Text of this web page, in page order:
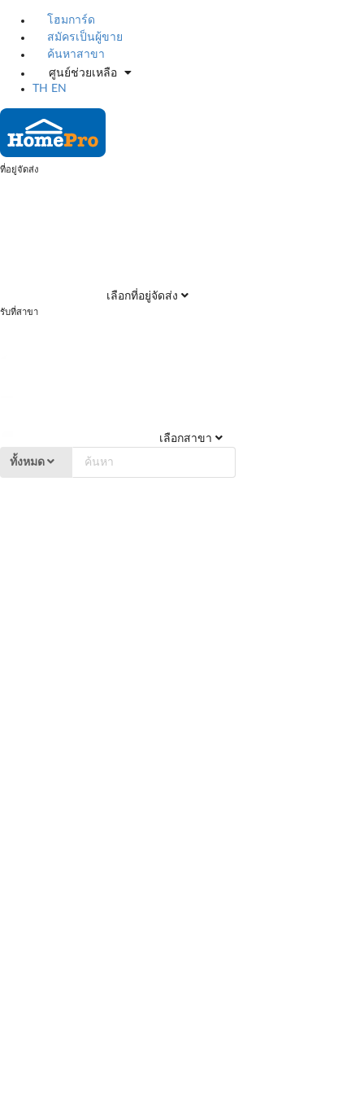
โฮมการ์ด
สมัครเป็นผู้ขาย
ค้นหาสาขา
ศูนย์ช่วยเหลือ
TH
EN
ที่อยู่จัดส่ง
เลือกที่อยู่จัดส่ง
รับที่สาขา
เลือกสาขา
ทั้งหมด